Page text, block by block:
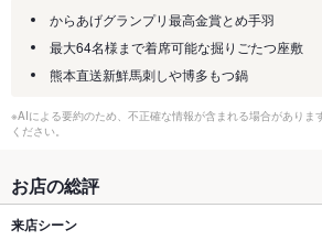
からあげグランプリ最高金賞とめ手羽
最大64名様まで着席可能な掘りごたつ座敷
熊本直送新鮮馬刺しや博多もつ鍋
※AIによる要約のため、不正確な情報が含まれる場合がありま
ください。
お店の総評
来店シーン